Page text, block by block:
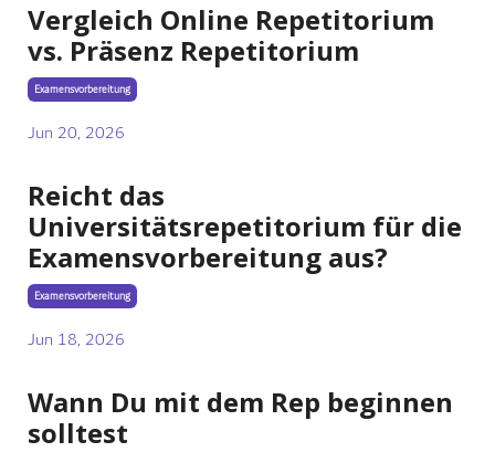
Vergleich Online Repetitorium
vs. Präsenz Repetitorium
Examensvorbereitung
Jun 20, 2026
Reicht das
Universitätsrepetitorium für die
Examensvorbereitung aus?
Examensvorbereitung
Jun 18, 2026
Wann Du mit dem Rep beginnen
solltest